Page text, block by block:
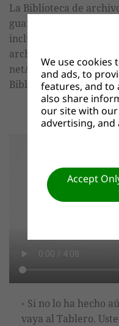
La Biblioteca de
guardan todos los
incluyendo los
archivo que haya
netAdventist puede
Biblioteca de archivos.
Si no lo ha hecho
vaya al Tablero.
We use cookies
and ads, to
features, and to
also share
our site with our
advertising, and
Accept